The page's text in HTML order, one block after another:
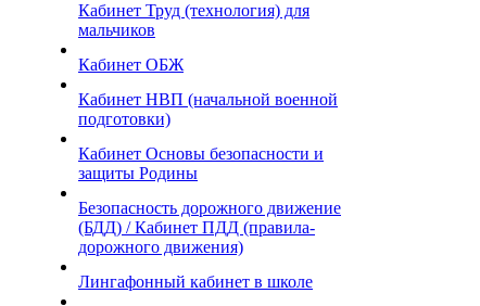
Кабинет Труд (технология) для
мальчиков
Кабинет ОБЖ
Кабинет НВП (начальной военной
подготовки)
Кабинет Основы безопасности и
защиты Родины
Безопасность дорожного движение
(БДД) / Кабинет ПДД (правила-
дорожного движения)
Лингафонный кабинет в школе